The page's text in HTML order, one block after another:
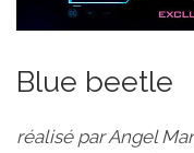
Blue beetle
réalisé par Angel